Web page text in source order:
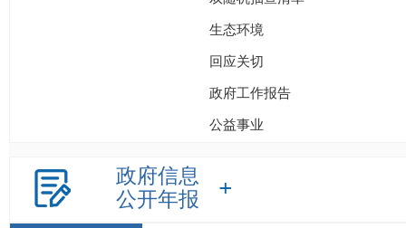
生态环境
回应关切
政府工作报告
公益事业
政府信息
公开年报